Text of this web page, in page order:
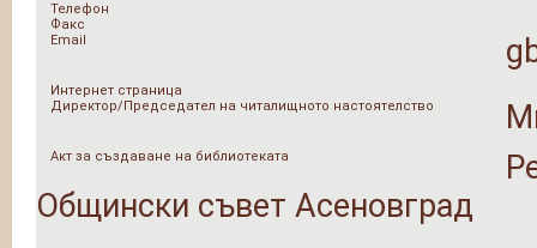
Телефон
Факс
Email
Интернет страница
Директор/Председател на читалищното настоятелство
Акт за създаване на библиотеката
Общински съвет Асеновград